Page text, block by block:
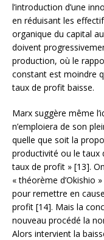
l’introduction d’une
en réduisant les
organique du capital
doivent
production, où le
constant est moindre
taux de profit baisse.
Marx suggère même
n’emploiera de son
quelle que soit la
productivité ou le taux
taux de profit » [13].
« théorème d’Okishio
pour remettre en
profit [14]. Mais la
nouveau procédé la
Alors intervient la